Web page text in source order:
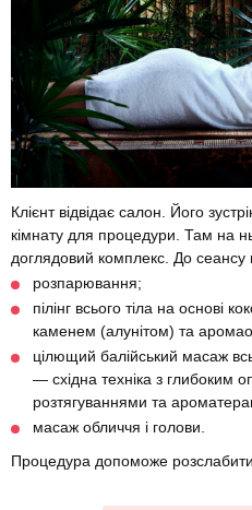
Клієнт відвідає салон. Його
кімнату для процедури. Там на
доглядовий комплекс. До сеансу
розпарювання;
пілінг всього тіла на основі
каменем (алунітом) та
цілющий балійський масаж
— східна техніка з глибоким
розтягуваннями та
масаж обличчя і голови.
Процедура допоможе